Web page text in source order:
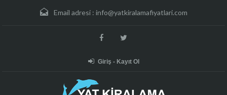
Email adresi : info@yatkiralamafiyatlari.com
Giriş - Kayıt Ol